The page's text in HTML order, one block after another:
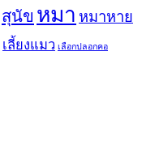
สุนัข หมา หมาหาย
เลี้ยงแมว เลือกปลอกคอ